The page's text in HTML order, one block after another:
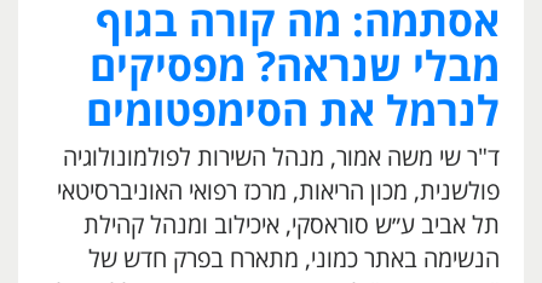
אסתמה: מה קורה בגוף
מבלי שנראה? מפסיקים
לנרמל את הסימפטומים
ד"ר שי משה אמור, מנהל השירות לפולמונולוגיה
פולשנית, מכון הריאות, מרכז רפואי האוניברסיטאי
תל אביב ע״ש סוראסקי, איכילוב ומנהל קהילת
הנשימה באתר כמוני, מתארח בפרק חדש של